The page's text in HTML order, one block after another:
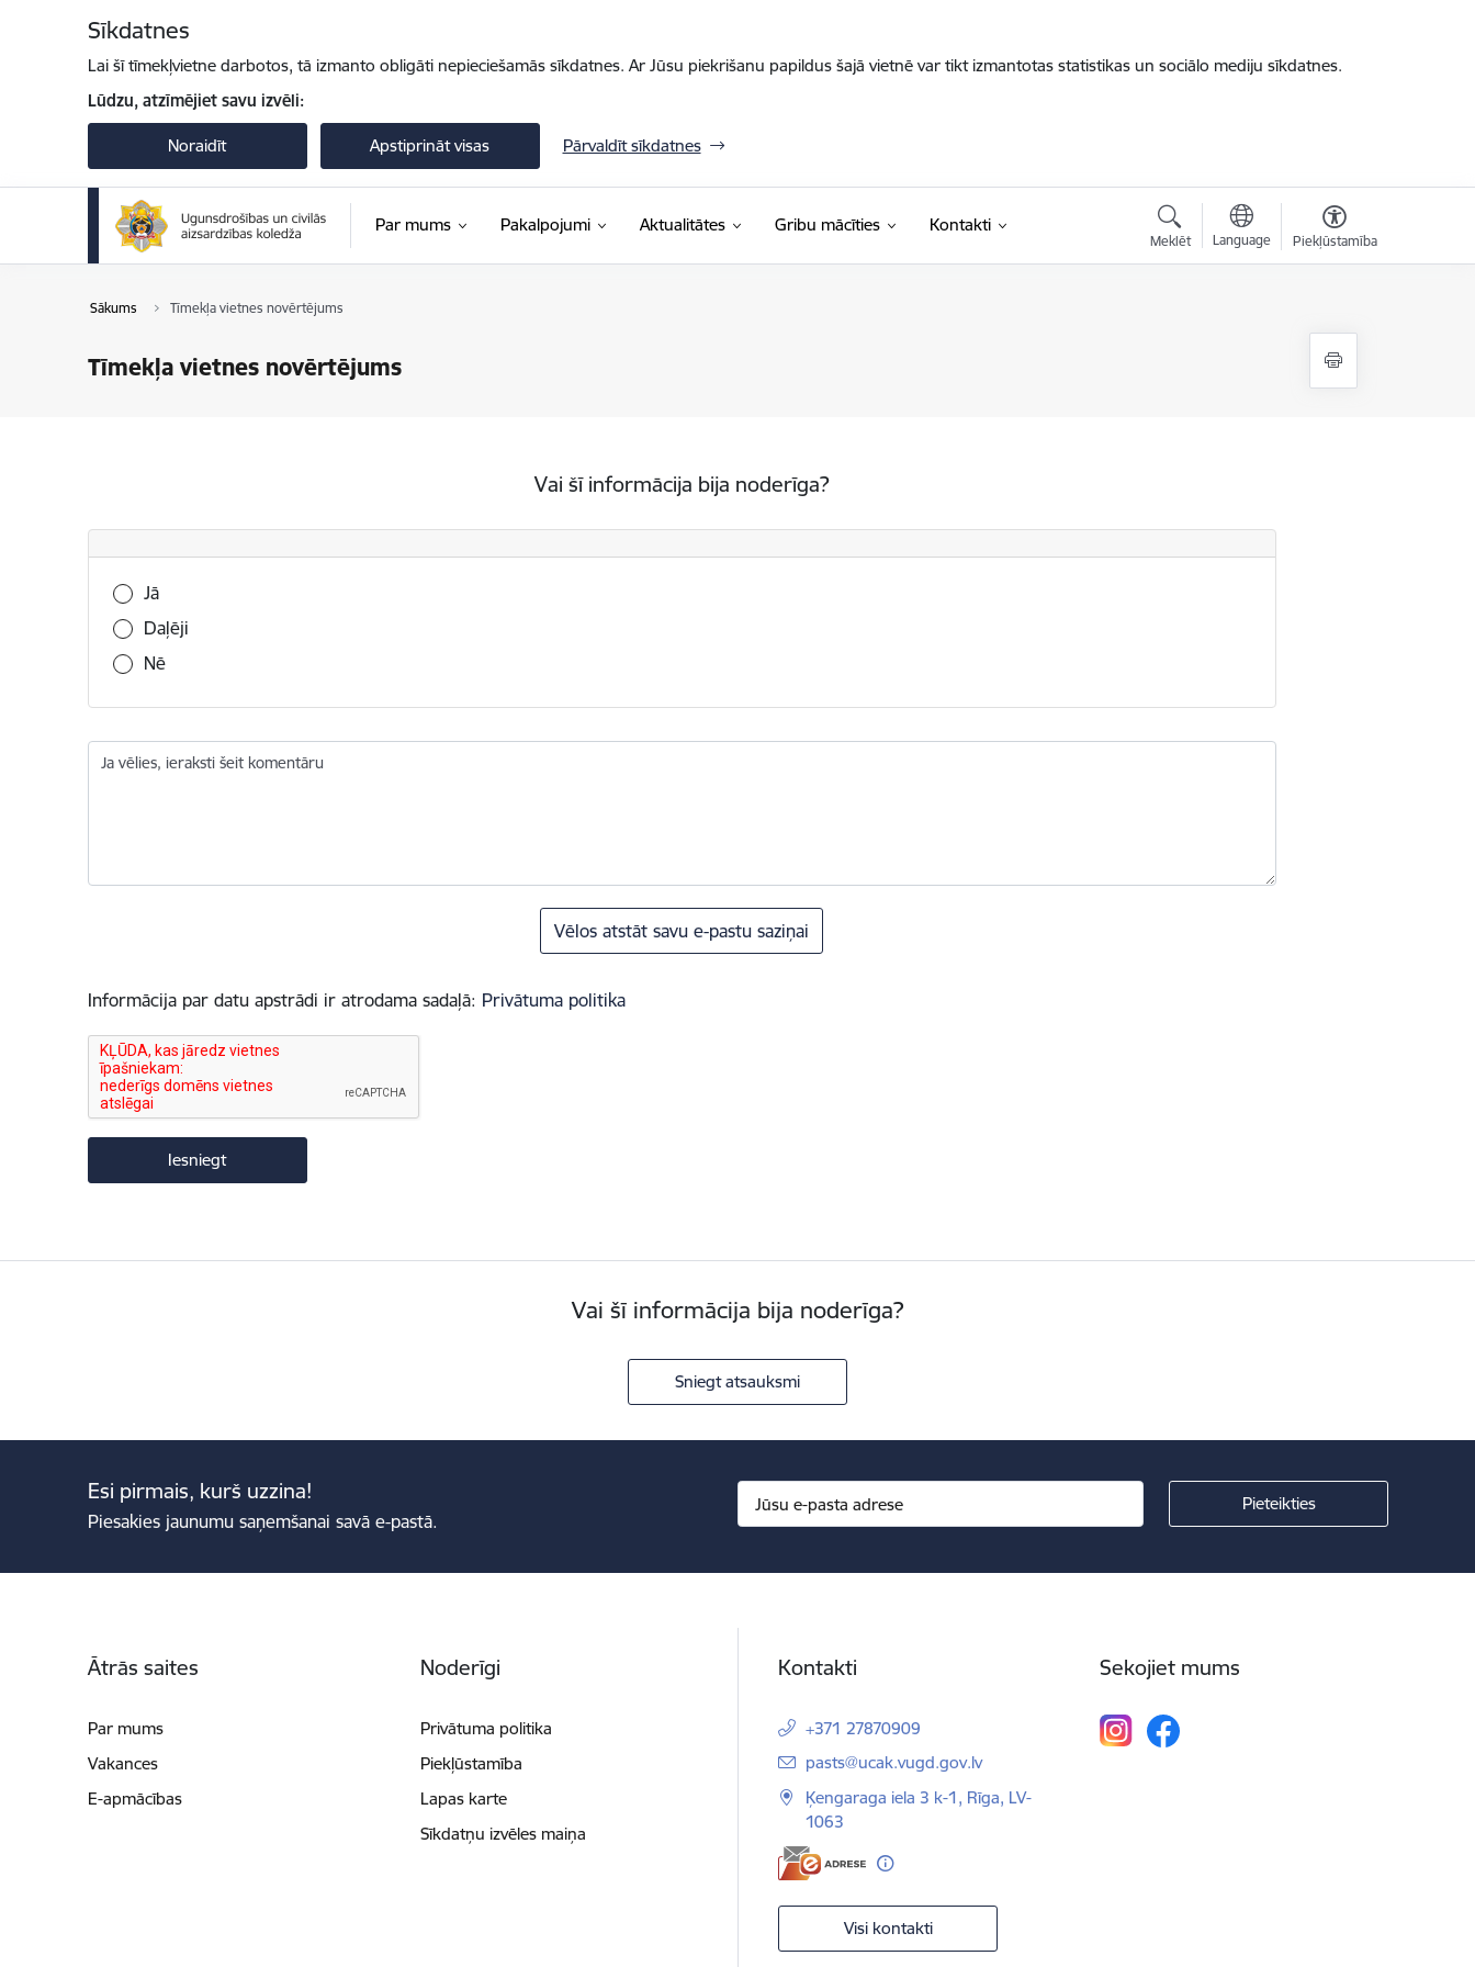
Sīkdatnes
Lai šī tīmekļvietne darbotos, tā izmanto obligāti nepieciešamās sīkdatnes. Ar Jūsu piekrišanu papildus šajā vietnē var tikt izmantotas statistikas un sociālo mediju sīkdatnes.
Lūdzu, atzīmējiet savu izvēli:
Noraidīt Apstiprināt visas Pārvaldīt sīkdatnes
Par mums Pakalpojumi Aktualitātes Gribu mācīties Kontakti
Meklēt Language Piekļūstamība
Sākums Tīmekļa vietnes novērtējums
Tīmekļa vietnes novērtējums
Vai šī informācija bija noderīga?
Vai šī informācija bija noderīga?
Jā
Daļēji
Nē
Ja vēlies, ieraksti šeit komentāru
Vēlos atstāt savu e-pastu saziņai
Informācija par datu apstrādi ir atrodama sadaļā: Privātuma politika
Vai šī informācija bija noderīga?
Sniegt atsauksmi
Esi pirmais, kurš uzzina!
Piesakies jaunumu saņemšanai savā e-pastā.
Ātrās saites
Par mums
Vakances
E-apmācības
Noderīgi
Privātuma politika
Piekļūstamība
Lapas karte
Sīkdatņu izvēles maiņa
Kontakti
+371 27870909
E-pasts:
pasts@ucak.vugd.gov.lv
Ķengaraga iela 3 k-1, Rīga, LV-
1063
Visi kontakti
Sekojiet mums